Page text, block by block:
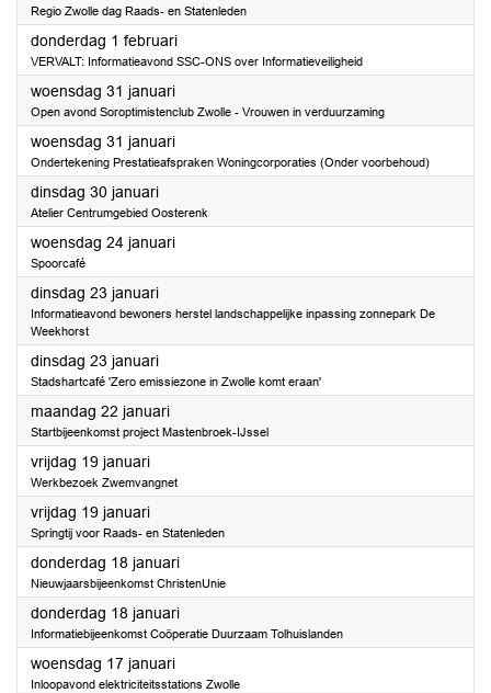
Regio Zwolle dag Raads- en Statenleden
donderdag 1 februari2024
VERVALT: Informatieavond SSC-ONS over Informatieveiligheid
woensdag 31 januari2024
Open avond Soroptimistenclub Zwolle - Vrouwen in verduurzaming
woensdag 31 januari2024
Ondertekening Prestatieafspraken Woningcorporaties (Onder voorbehoud)
dinsdag 30 januari2024
Atelier Centrumgebied Oosterenk
woensdag 24 januari2024
Spoorcafé
dinsdag 23 januari2024
Informatieavond bewoners herstel landschappelijke inpassing zonnepark De
Weekhorst
dinsdag 23 januari2024
Stadshartcafé 'Zero emissiezone in Zwolle komt eraan'
maandag 22 januari2024
Startbijeenkomst project Mastenbroek-IJssel
vrijdag 19 januari2024
Werkbezoek Zwemvangnet
vrijdag 19 januari2024
Springtij voor Raads- en Statenleden
donderdag 18 januari2024
Nieuwjaarsbijeenkomst ChristenUnie
donderdag 18 januari2024
Informatiebijeenkomst Coöperatie Duurzaam Tolhuislanden
woensdag 17 januari2024
Inloopavond elektriciteitsstations Zwolle